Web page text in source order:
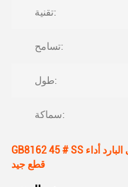
تقنية:
تسامح:
طول:
سماكة:
GB8162 45 # SS أنبوب الأنبوب غير الملحوم المسحوب على البارد أداء
قطع جيد